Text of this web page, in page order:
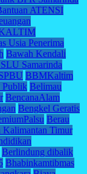
ATENSI
Usia Penerima
Bawah Kendali
Samarinda
BBMKaltim
Publik Belimau
BencanaAlam
Bengkel Geratis
Berau
Kalimantan Timur
Berlindung dibalik
Bhabinkamtibmas